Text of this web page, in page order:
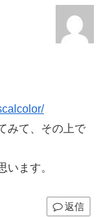
みて、その上で
います。
返信